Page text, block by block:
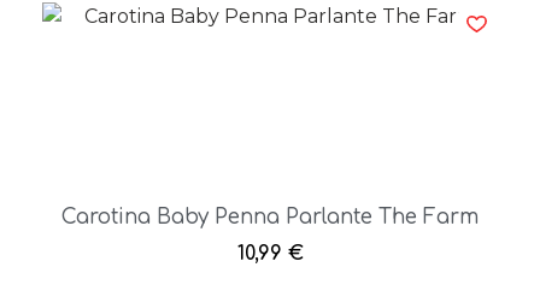
Carotina Baby Penna Parlante The Farm
10,99 €